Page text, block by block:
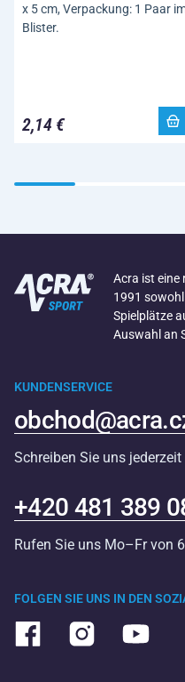
x 5 cm, Verpackung: 1 Paar
Blister.
2,14 €
Acra ist eine
1991
Spielplätze
Auswahl an
FOLGEN SIE UNS IN DEN
KUNDENSERVICE
Schreiben Sie uns jederzeit
+420 481 389
Rufen Sie uns Mo–Fr von